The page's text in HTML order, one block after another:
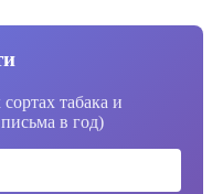
табака и
в год)